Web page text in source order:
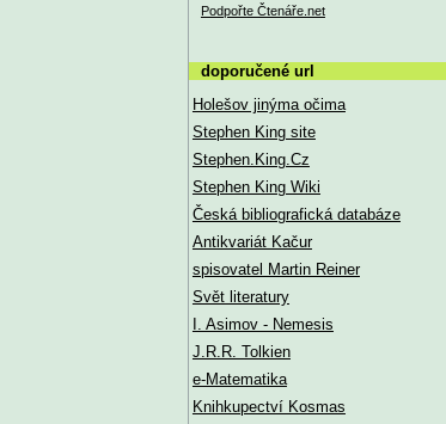
Podpořte Čtenáře.net
doporučené url
Holešov jinýma očima
Stephen King site
Stephen.King.Cz
Stephen King Wiki
Česká bibliografická databáze
Antikvariát Kačur
spisovatel Martin Reiner
Svět literatury
I. Asimov - Nemesis
J.R.R. Tolkien
e-Matematika
Knihkupectví Kosmas